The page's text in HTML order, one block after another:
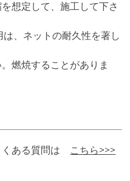
想定して、施工して下さ
、ネットの耐久性を著し
燃焼することがありま
くある質問は こちら>>>